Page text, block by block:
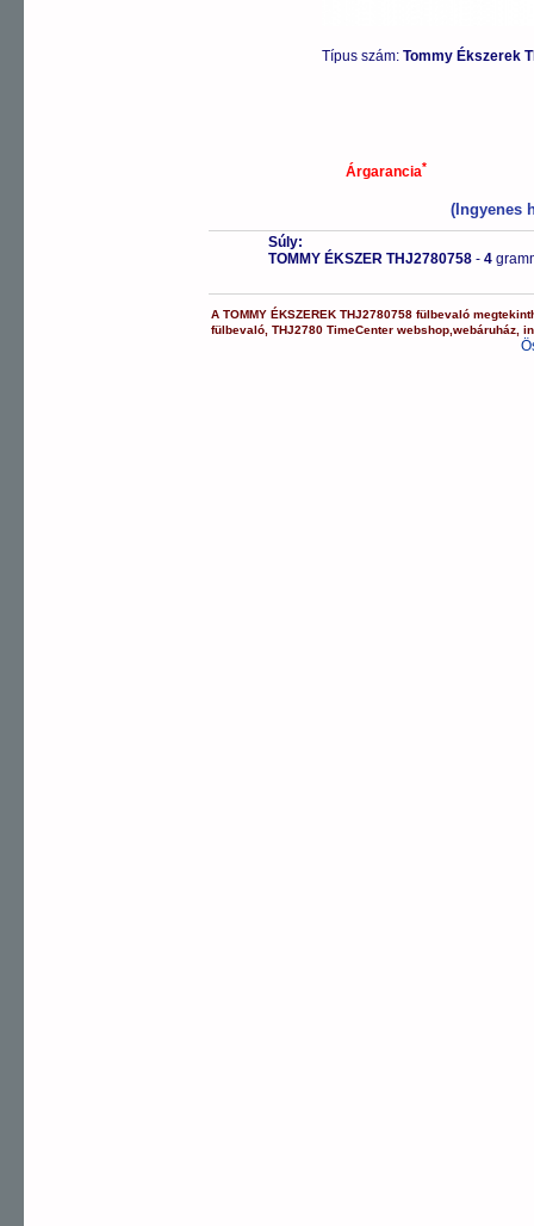
Típus szám: Tommy Ékszerek
Árgarancia*
(Ingyenes
Súly:
TOMMY ÉKSZER THJ2780758 - 4
ATOMMY ÉKSZEREK THJ2780758 fülbevaló
fülbevaló ,THJ2780 TimeCenter webshop ,webáruház ,